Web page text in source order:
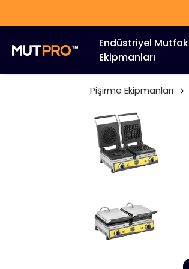
Endüstriyel Mutfak
Ekipmanları
Pişirme Ekipmanları